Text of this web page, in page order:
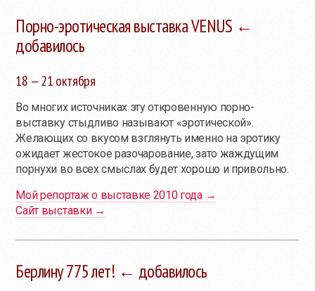
Порно-эротическая выставка VENUS ←
добавилось
18 — 21 октября
Во многих источниках эту откровенную порно-
выставку стыдливо называют «эротической».
Желающих со вкусом взглянуть именно на эротику
ожидает жестокое разочарование, зато жаждущим
порнухи во всех смыслах будет хорошо и привольно.
Мой репортаж о выставке 2010 года →
Сайт выставки →
Берлину 775 лет! ← добавилось